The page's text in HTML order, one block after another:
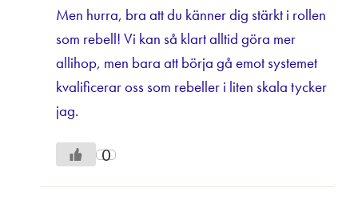
Men hurra, bra att du känner dig stärkt i rollen
som rebell! Vi kan så klart alltid göra mer
allihop, men bara att börja gå emot systemet
kvalificerar oss som rebeller i liten skala tycker
jag.
0